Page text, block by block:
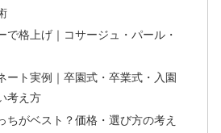
で格上げ｜コサージュ・パール・
ート実例｜卒園式・卒業式・入園
考え方
ちがベスト？価格・選び方の考え